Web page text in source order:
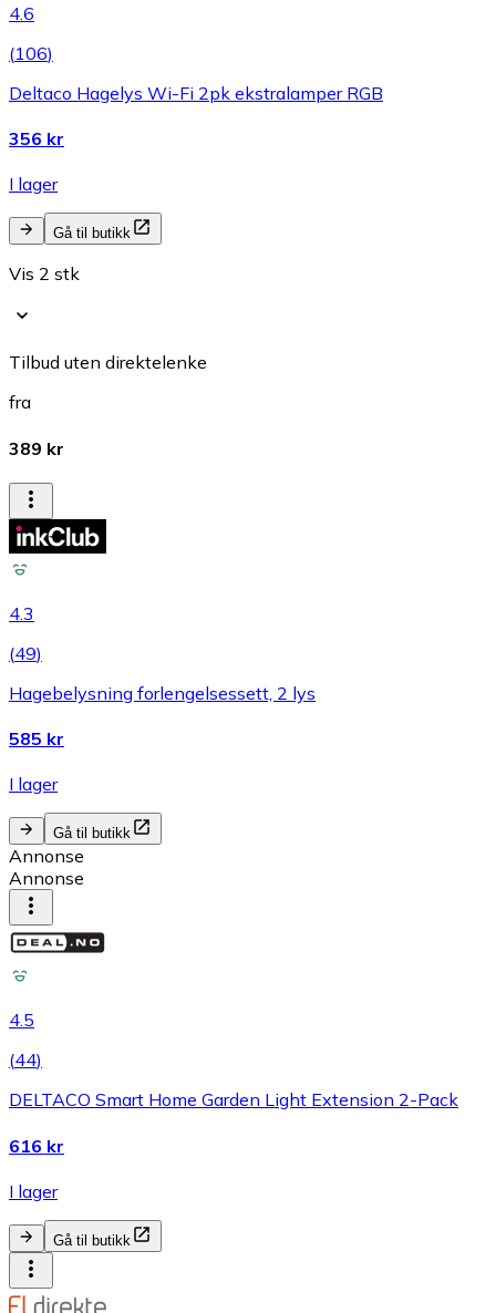
4.6
(106)
Deltaco Hagelys Wi-Fi 2pk ekstralamper RGB
356 kr
I lager
Gå til butikk
Vis 2 stk
Tilbud uten direktelenke
fra
389 kr
4.3
(49)
Hagebelysning forlengelsessett, 2 lys
585 kr
I lager
Gå til butikk
Annonse
Annonse
4.5
(44)
DELTACO Smart Home Garden Light Extension 2-Pack
616 kr
I lager
Gå til butikk